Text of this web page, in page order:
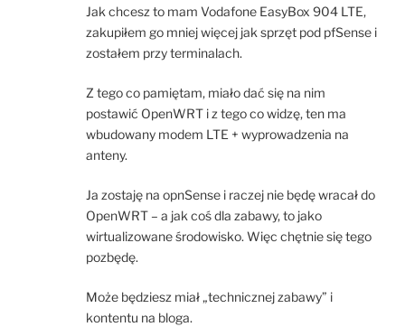
Jak chcesz to mam Vodafone EasyBox 904 LTE,
zakupiłem go mniej więcej jak sprzęt pod pfSense i
zostałem przy terminalach.
Z tego co pamiętam, miało dać się na nim
postawić OpenWRT i z tego co widzę, ten ma
wbudowany modem LTE + wyprowadzenia na
anteny.
Ja zostaję na opnSense i raczej nie będę wracał do
OpenWRT – a jak coś dla zabawy, to jako
wirtualizowane środowisko. Więc chętnie się tego
pozbędę.
Może będziesz miał „technicznej zabawy” i
kontentu na bloga.